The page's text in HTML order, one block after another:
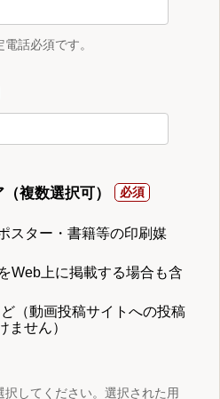
話必須です。
複数選択可）
スター・書籍等の印刷媒
Web上に掲載する場合も含
（動画投稿サイトへの投稿
ません）
してください。選択された用